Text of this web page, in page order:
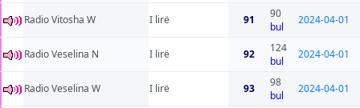
Radio Vitosha W I lirë 91
90
bul
2024-04-01
Radio Veselina N I lirë 92
124
bul
2024-04-01
Radio Veselina W I lirë 93
98
bul
2024-04-01